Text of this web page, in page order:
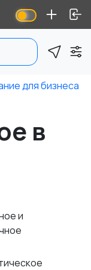
для бизнеса
в
и